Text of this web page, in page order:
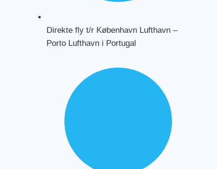
Direkte fly t/r København Lufthavn –
Porto Lufthavn i Portugal